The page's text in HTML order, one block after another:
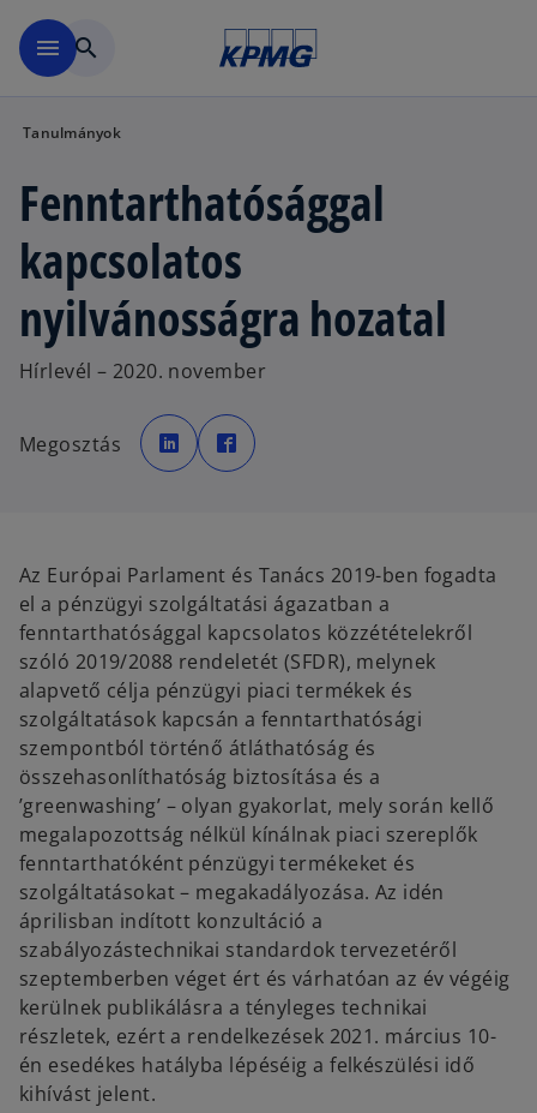
menu search
Tanulmányok
Fenntarthatósággal
kapcsolatos
nyilvánosságra hozatal
Hírlevél – 2020. november
Megosztás
o
p
e
n
t
a
b
p
e
w
b
Az Európai Parlament és Tanács 2019-ben fogadta
el a pénzügyi szolgáltatási ágazatban a
fenntarthatósággal kapcsolatos közzétételekről
szóló 2019/2088 rendeletét (SFDR), melynek
alapvető célja pénzügyi piaci termékek és
szolgáltatások kapcsán a fenntarthatósági
szempontból történő átláthatóság és
összehasonlíthatóság biztosítása és a
’greenwashing’ – olyan gyakorlat, mely során kellő
megalapozottság nélkül kínálnak piaci szereplők
fenntarthatóként pénzügyi termékeket és
szolgáltatásokat – megakadályozása. Az idén
áprilisban indított konzultáció a
szabályozástechnikai standardok tervezetéről
szeptemberben véget ért és várhatóan az év végéig
kerülnek publikálásra a tényleges technikai
részletek, ezért a rendelkezések 2021. március 10-
én esedékes hatályba lépéséig a felkészülési idő
kihívást jelent.
o
p